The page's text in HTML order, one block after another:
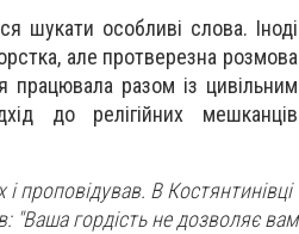
шукати особливі слова. Іноді
але протверезна розмова
працювала разом із цивільним
до релігійних мешканців
проповідував. В Костянтинівці
"Ваша гордість не дозволяє вам